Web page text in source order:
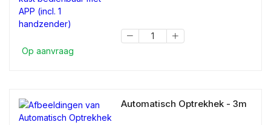
Op aanvraag
Automatisch Optrekhek - 3m